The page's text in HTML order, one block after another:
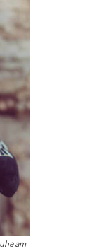
am